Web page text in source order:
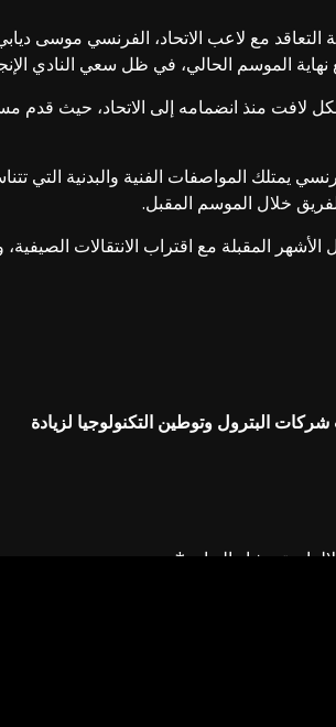
مع لاعب الاتحاد، الفرنسي موسى
الموسم الحالي، في ظل سعي النادي
لافت منذ انضمامه إلى الاتحاد، حيث
يمتلك المواصفات الفنية والبدنية
خلال الموسم المقبل.
المقبلة مع اقتراب الانتقالات
البترول وتوطين التكنولوجيا لزيادة
مشار إليها بـ *